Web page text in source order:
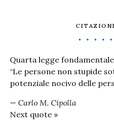
Quarta legge
“Le persone non stupide
potenziale nocivo delle
— Carlo M. Cipolla
Next quote »